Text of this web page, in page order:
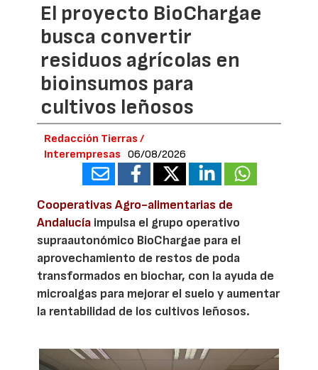
El proyecto BioChargae
busca convertir
residuos agrícolas en
bioinsumos para
cultivos leñosos
Redacción Tierras /
Interempresas
06/08/2026
Cooperativas Agro-alimentarias de
Andalucía impulsa el grupo operativo
supraautonómico BioChargae para el
aprovechamiento de restos de poda
transformados en biochar, con la ayuda de
microalgas para mejorar el suelo y aumentar
la rentabilidad de los cultivos leñosos.